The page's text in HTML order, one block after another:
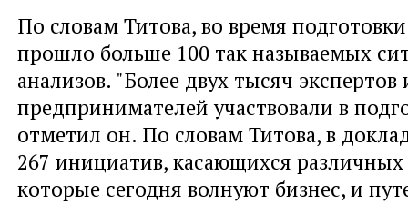
По словам Титова, во время
прошло больше 100 так называемых
анализов. "Более двух тысяч экспертов
предпринимателей участвовали в
отметил он. По словам Титова, в
267 инициатив, касающихся
которые сегодня волнуют бизнес, и